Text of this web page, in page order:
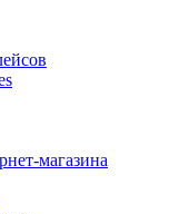
магазина